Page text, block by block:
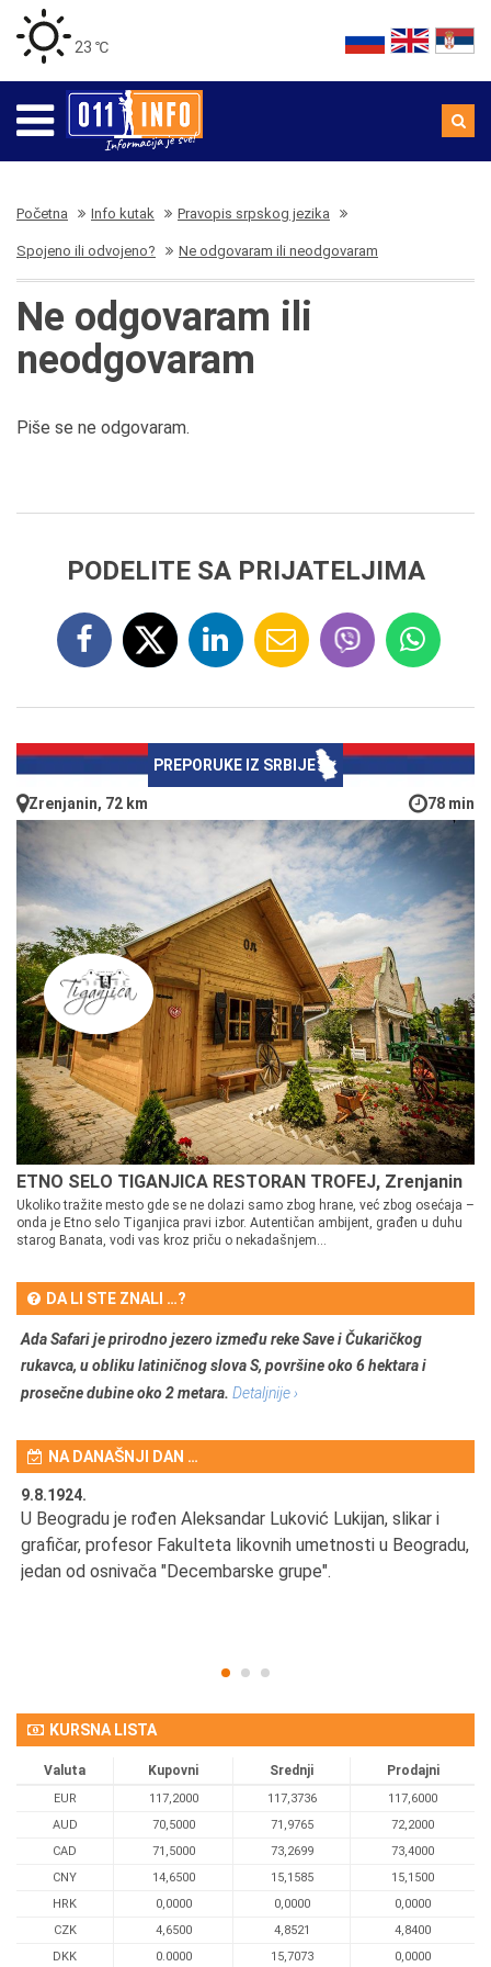
23 ℃
Početna Info kutak Pravopis srpskog jezika
Spojeno ili odvojeno? Ne odgovaram ili neodgovaram
Ne odgovaram ili
neodgovaram
Piše se ne odgovaram.
PODELITE SA PRIJATELJIMA
PREPORUKE IZ SRBIJE
Zrenjanin, 72 km 78 min
ETNO SELO TIGANJICA RESTORAN TROFEJ, Zrenjanin
Ukoliko tražite mesto gde se ne dolazi samo zbog hrane, već zbog osećaja –
onda je Etno selo Tiganjica pravi izbor. Autentičan ambijent, građen u duhu
starog Banata, vodi vas kroz priču o nekadašnjem...
DA LI STE ZNALI …?
Ada Safari je prirodno jezero između reke Save i Čukaričkog
rukavca, u obliku latiničnog slova S, površine oko 6 hektara i
prosečne dubine oko 2 metara. Detaljnije ›
NA DANAŠNJI DAN …
9.8.1924.
U Beogradu je rođen Aleksandar Luković Lukijan, slikar i
grafičar, profesor Fakulteta likovnih umetnosti u Beogradu,
jedan od osnivača "Decembarske grupe".
KURSNA LISTA
Valuta Kupovni Srednji Prodajni
EUR 117,2000 117,3736
117,6000
AUD
70,5000 71,9765
72,2000
CAD
71,5000 73,2699
73,4000
CNY
14,6500 15,1585
15,1500
HRK
0,0000 0,0000
0,0000
CZK
4,6500 4,8521
4,8400
DKK
0.0000 15,7073 0,0000